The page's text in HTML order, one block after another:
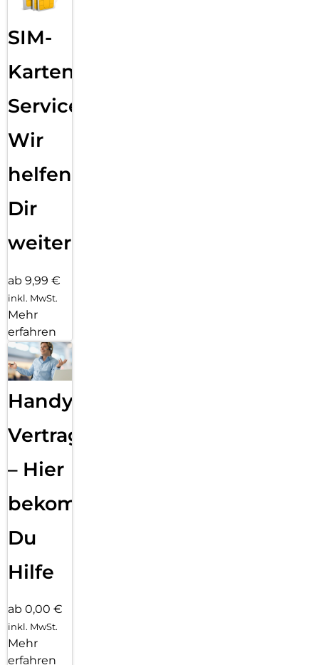
SIM-
Karten
Service:
Wir
helfen
Dir
weiter
ab 9,99 €
inkl. MwSt.
Mehr
erfahren
Handy
Vertragsabwicklung
– Hier
bekommst
Du
Hilfe
ab 0,00 €
inkl. MwSt.
Mehr
erfahren